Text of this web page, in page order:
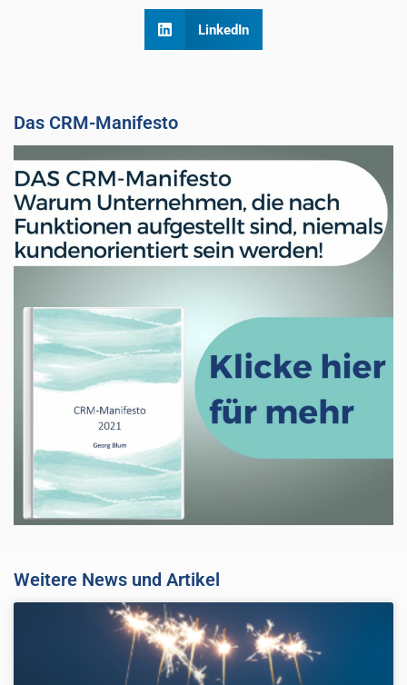
LinkedIn
Das CRM-Manifesto
Weitere News und Artikel